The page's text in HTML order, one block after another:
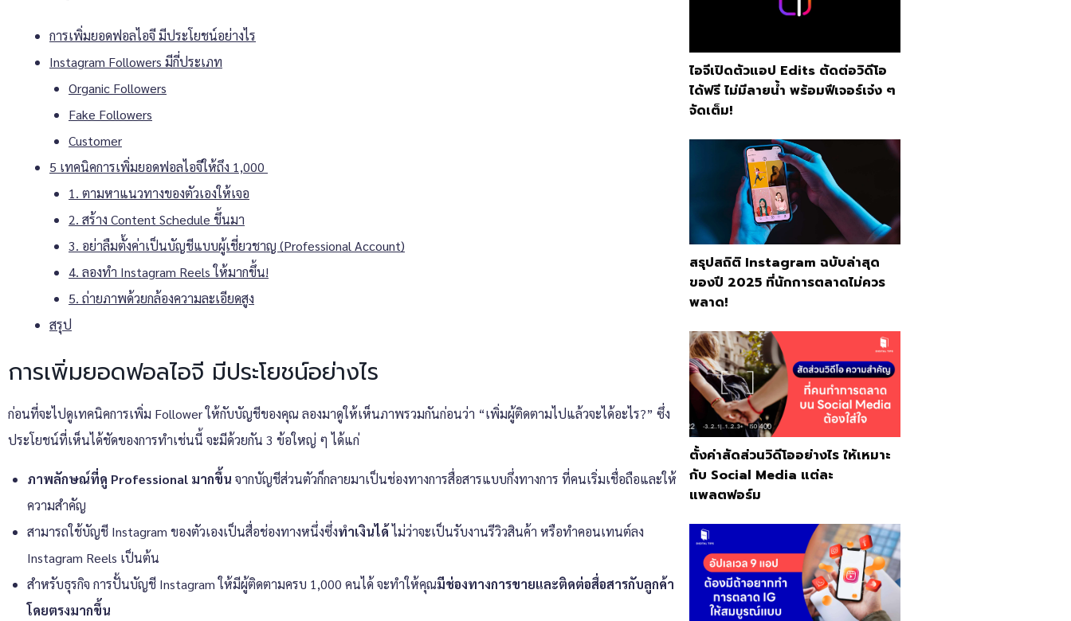
การเพิ่มยอดฟอลไอจี มีประโยชน์อย่างไร
Instagram Followers มีกี่ประเภท
Organic Followers
Fake Followers
Customer
5 เทคนิคการเพิ่มยอดฟอลไอจีให้ถึง 1,000
1. ตามหาแนวทางของตัวเองให้เจอ
2. สร้าง Content Schedule ขึ้นมา
3. อย่าลืมตั้งค่าเป็นบัญชีแบบผู้เชี่ยวชาญ (Professional Account)
4. ลองทำ Instagram Reels ให้มากขึ้น!
5. ถ่ายภาพด้วยกล้องความละเอียดสูง
สรุป
การเพิ่มยอดฟอลไอจี มีประโยชน์อย่างไร
ก่อนที่จะไปดูเทคนิคการเพิ่ม Follower ให้กับบัญชีของคุณ ลองมาดูให้เห็นภาพรวมกันก่อนว่า “เพิ่มผู้ติดตามไปแล้วจะได้อะไร?” ซึ่ง
ประโยชน์ที่เห็นได้ชัดของการทำเช่นนี้ จะมีด้วยกัน 3 ข้อใหญ่ ๆ ได้แก่
ภาพลักษณ์ที่ดู Professional มากขึ้น จากบัญชีส่วนตัวก็กลายมาเป็นช่องทางการสื่อสารแบบกึ่งทางการ ที่คนเริ่มเชื่อถือและให้
ความสำคัญ
สามารถใช้บัญชี Instagram ของตัวเองเป็นสื่อช่องทางหนึ่งซึ่งทำเงินได้ไม่ว่าจะเป็นรับงานรีวิวสินค้า หรือทำคอนเทนต์ลง
Instagram Reels เป็นต้น
สำหรับธุรกิจ การปั้นบัญชี Instagram ให้มีผู้ติดตามครบ 1,000 คนได้ จะทำให้คุณมีช่องทางการขายและติดต่อสื่อสารกับลูกค้า
โดยตรงมากขึ้น
ไอจีเปิดตัวแอป Edits ตัดต่อวิดีโอ
ได้ฟรี ไม่มีลายน้ำ พร้อมฟีเจอร์เจ๋ง ๆ
จัดเต็ม!
สรุปสถิติ Instagram ฉบับล่าสุด
ของปี 2025 ที่นักการตลาดไม่ควร
พลาด!
ตั้งค่าสัดส่วนวิดีโออย่างไร ให้เหมาะ
กับ Social Media แต่ละ
แพลตฟอร์ม